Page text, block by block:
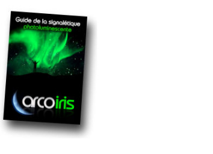
14.77 €
Pequeños Guijarros
Fosforescentes